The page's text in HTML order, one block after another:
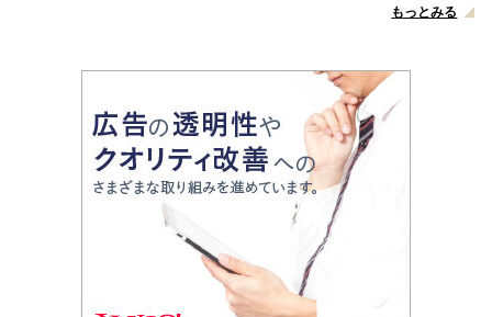
もっとみる